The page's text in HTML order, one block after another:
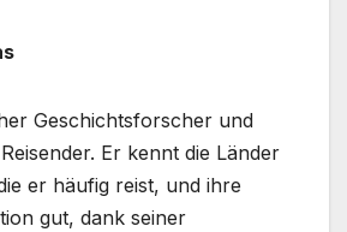
Geschichtsforscher und
Er kennt die Länder
er häufig reist, und ihre
gut, dank seiner